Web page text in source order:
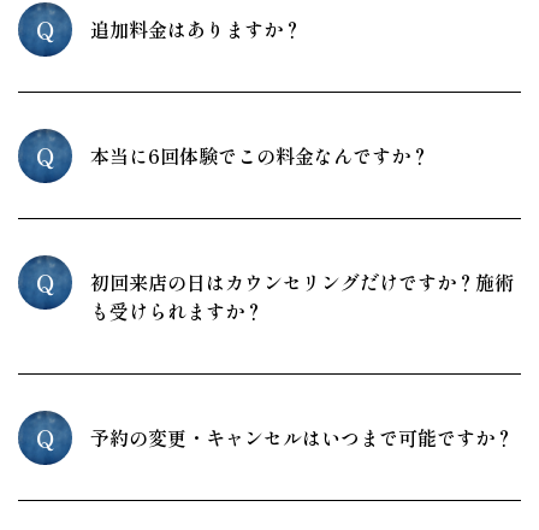
Q 追加料金はありますか？
Q 本当に6回体験でこの料金なんですか？
Q
初回来店の日はカウンセリングだけですか？施術
も受けられますか？
Q 予約の変更・キャンセルはいつまで可能ですか？